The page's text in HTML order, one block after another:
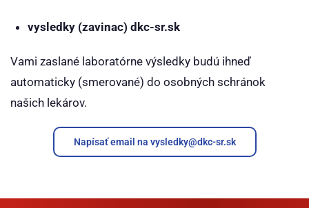
vysledky (zavinac) dkc-sr.sk
Vami zaslané laboratórne výsledky budú ihneď
automaticky (smerované) do osobných schránok
našich lekárov.
Napísať email na vysledky@dkc-sr.sk